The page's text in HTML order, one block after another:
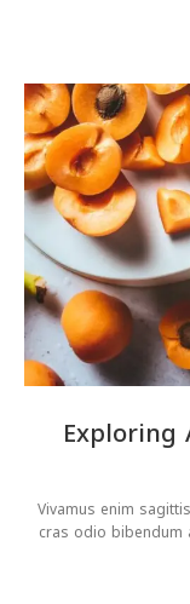
Exploring
Vivamus enim
cras odio bibendum